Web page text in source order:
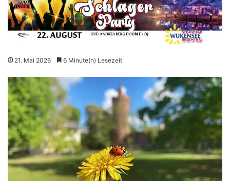
21. Mai 2026 6 Minute(n) Lesezeit